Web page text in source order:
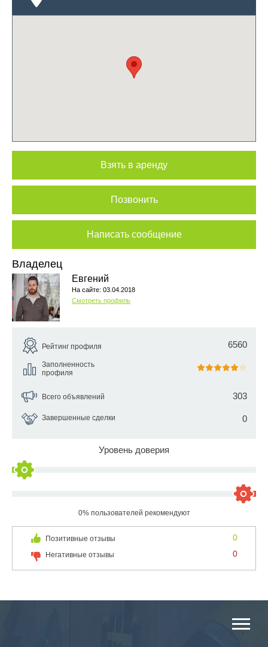
Взять в аренду
Позвонить
Написать сообщение
Владелец
Евгений
На сайте: 03.04.2018
Смотреть профиль
Рейтинг профиля 6560
Заполненность
профиля
Всего объявлений 303
Завершенные сделки 0
Уровень доверия
0% пользователей рекомендуют
Позитивные отзывы 0
Негативные отзывы 0